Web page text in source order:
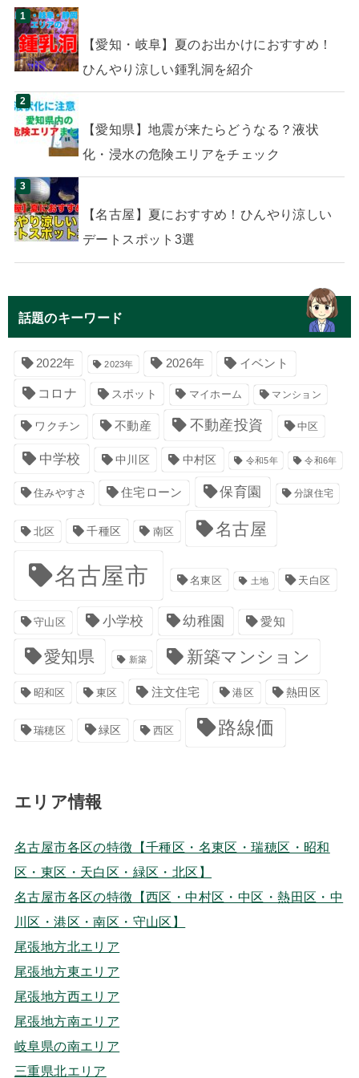
【愛知・岐阜】夏のお出かけにおすすめ！
ひんやり涼しい鍾乳洞を紹介
【愛知県】地震が来たらどうなる？液状
化・浸水の危険エリアをチェック
【名古屋】夏におすすめ！ひんやり涼しい
デートスポット3選
話題のキーワード
2022年 2023年 2026年 イベント
コロナ スポット マイホーム マンション
ワクチン 不動産 不動産投資 中区
中学校 中川区 中村区 令和5年 令和6年
住みやすさ 住宅ローン 保育園 分譲住宅
北区 千種区 南区 名古屋
名古屋市 名東区 土地 天白区
守山区 小学校 幼稚園 愛知
愛知県 新築 新築マンション
昭和区 東区 注文住宅 港区 熱田区
瑞穂区 緑区 西区 路線価
エリア情報
名古屋市各区の特徴【千種区・名東区・瑞穂区・昭和
区・東区・天白区・緑区・北区】
名古屋市各区の特徴【西区・中村区・中区・熱田区・中
川区・港区・南区・守山区】
尾張地方北エリア
尾張地方東エリア
尾張地方西エリア
尾張地方南エリア
岐阜県の南エリア
三重県北エリア